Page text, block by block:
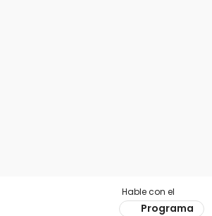
Hable con el
Programa